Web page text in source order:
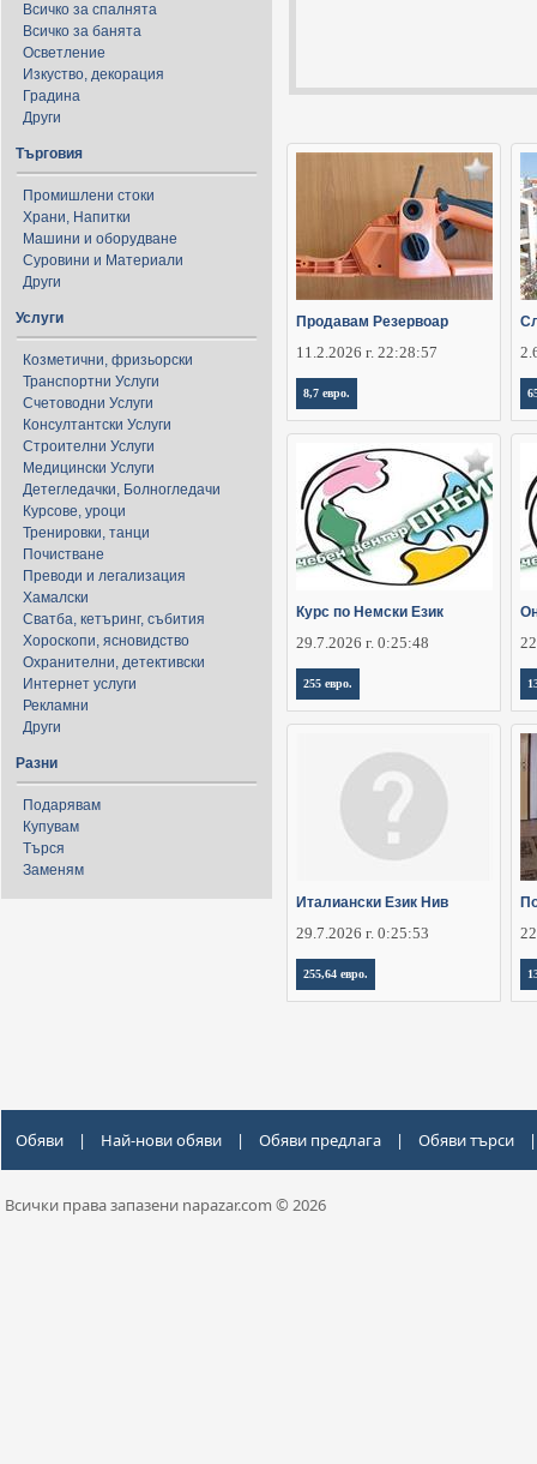
Всичко за спалнята
Всичко за банята
Осветление
Изкуство, декорация
Градина
Други
Търговия
Промишлени стоки
Храни, Напитки
Машини и оборудване
Суровини и Материали
Други
Услуги
Козметични, фризьорски
Транспортни Услуги
Счетоводни Услуги
Консултантски Услуги
Строителни Услуги
Медицински Услуги
Детегледачки, Болногледачи
Курсове, уроци
Тренировки, танци
Почистване
Преводи и легализация
Хамалски
Сватба, кетъринг, събития
Хороскопи, ясновидство
Охранителни, детективски
Интернет услуги
Рекламни
Други
Разни
Подарявам
Купувам
Търся
Заменям
Продавам Резервоар
11.2.2026 г. 22:28:57
8,7 евро.
Курс по Немски Език
29.7.2026 г. 0:25:48
255 евро.
Италиански Език Нив
29.7.2026 г. 0:25:53
255,64 евро.
Обяви | Най-нови обяви | Обяви предлага | Обяви търси |
Всички права запазени napazar.com © 2026